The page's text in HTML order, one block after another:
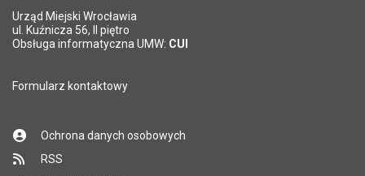
Urząd Miejski Wrocławia
ul. Kuźnicza 56, II piętro
Obsługa informatyczna UMW: CUI
Formularz kontaktowy
Ochrona danych osobowych
RSS